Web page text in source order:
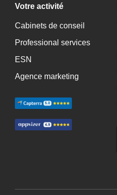
Votre activité
Cabinets de conseil
Professional services
ESN
Agence marketing